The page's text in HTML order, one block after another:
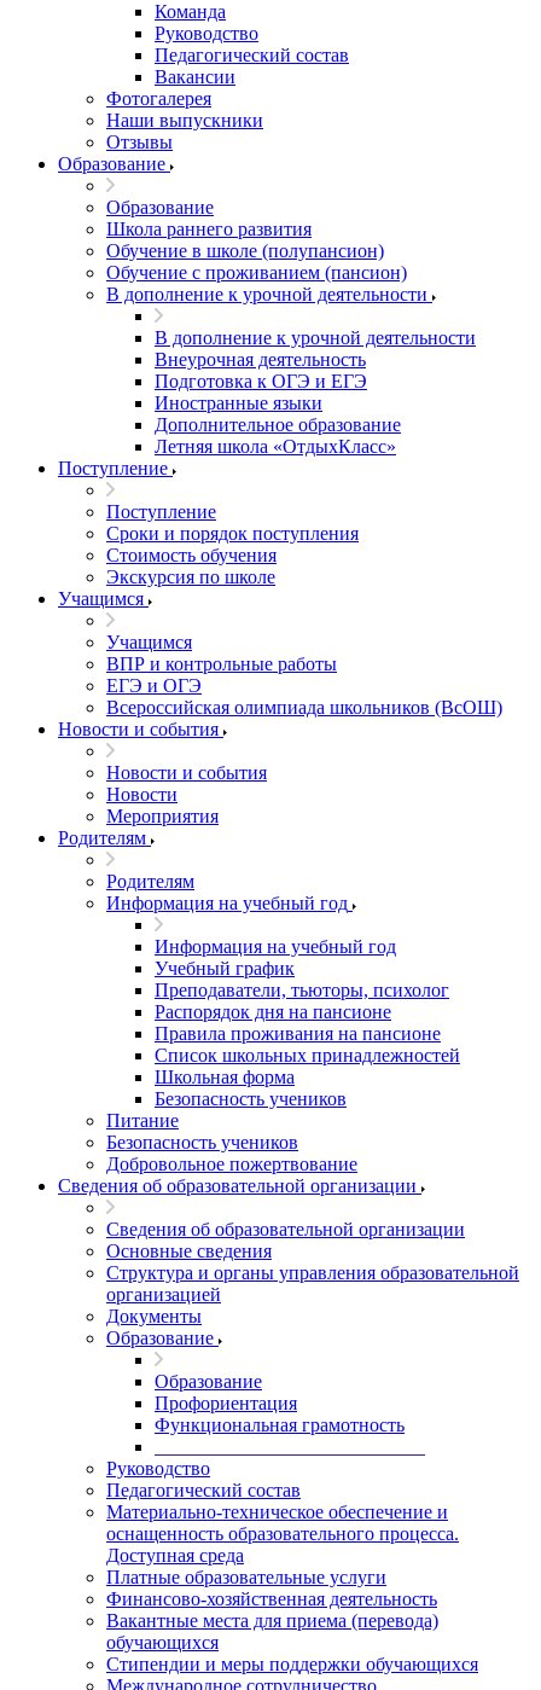
Команда
Руководство
Педагогический состав
Вакансии
Фотогалерея
Наши выпускники
Отзывы
Образование
Образование
Школа раннего развития
Обучение в школе (полупансион)
Обучение с проживанием (пансион)
В дополнение к урочной деятельности
В дополнение к урочной деятельности
Внеурочная деятельность
Подготовка к ОГЭ и ЕГЭ
Иностранные языки
Дополнительное образование
Летняя школа «ОтдыхКласс»
Поступление
Поступление
Сроки и порядок поступления
Стоимость обучения
Экскурсия по школе
Учащимся
Учащимся
ВПР и контрольные работы
ЕГЭ и ОГЭ
Всероссийская олимпиада школьников (ВсОШ)
Новости и события
Новости и события
Новости
Мероприятия
Родителям
Родителям
Информация на учебный год
Информация на учебный год
Учебный график
Преподаватели, тьюторы, психолог
Распорядок дня на пансионе
Правила проживания на пансионе
Список школьных принадлежностей
Школьная форма
Безопасность учеников
Питание
Безопасность учеников
Добровольное пожертвование
Сведения об образовательной организации
Сведения об образовательной организации
Основные сведения
Структура и органы управления образовательной
организацией
Документы
Образование
Образование
Профориентация
Функциональная грамотность
Руководство
Педагогический состав
Материально-техническое обеспечение и
оснащенность образовательного процесса.
Доступная среда
Платные образовательные услуги
Финансово-хозяйственная деятельность
Вакантные места для приема (перевода)
обучающихся
Стипендии и меры поддержки обучающихся
Международное сотрудничество